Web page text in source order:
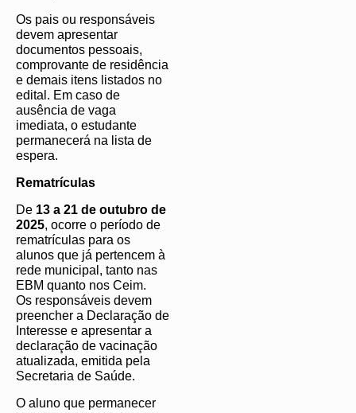
Os pais ou responsáveis
devem apresentar
documentos pessoais,
comprovante de residência
e demais itens listados no
edital. Em caso de
ausência de vaga
imediata, o estudante
permanecerá na lista de
espera.
Rematrículas
De 13 a 21 de outubro de
2025, ocorre o período de
rematrículas para os
alunos que já pertencem à
rede municipal, tanto nas
EBM quanto nos Ceim.
Os responsáveis devem
preencher a Declaração de
Interesse e apresentar a
declaração de vacinação
atualizada, emitida pela
Secretaria de Saúde.
O aluno que permanecer